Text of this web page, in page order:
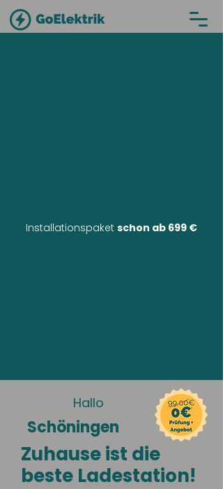
Installationspaket schon ab 699 €
Hallo
Schöningen
Zuhause ist die
beste Ladestation!